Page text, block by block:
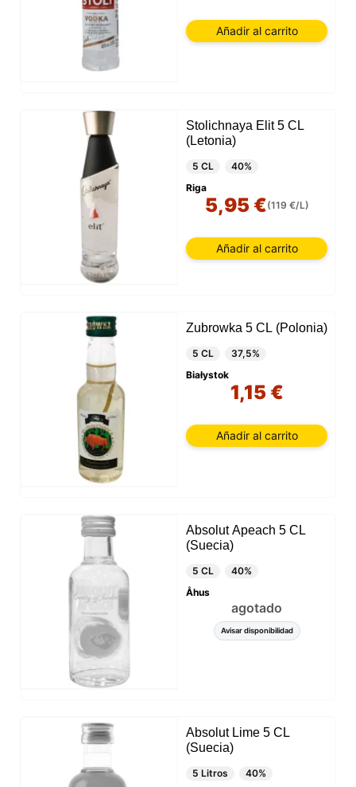
Añadir al carrito
Stolichnaya Elit 5 CL
(Letonia)
5 CL
40%
Riga
5,95 €(119 €/L)
Añadir al carrito
Zubrowka 5 CL (Polonia)
5 CL
37,5%
Białystok
1,15 €
Añadir al carrito
Absolut Apeach 5 CL
(Suecia)
5 CL
40%
Åhus
agotado
Avisar disponibilidad
Absolut Lime 5 CL
(Suecia)
5 Litros
40%